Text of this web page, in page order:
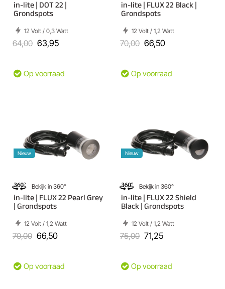
in-lite | DOT 22 |
Grondspots
12 Volt / 0,3 Watt
64,00 63,95
Op voorraad
in-lite | FLUX 22 Black |
Grondspots
12 Volt / 1,2 Watt
70,00 66,50
Op voorraad
Bekijk in 360°
Nieuw
in-lite | FLUX 22 Pearl Grey
| Grondspots
12 Volt / 1,2 Watt
70,00 66,50
Op voorraad
Bekijk in 360°
Nieuw
in-lite | FLUX 22 Shield
Black | Grondspots
12 Volt / 1,2 Watt
75,00 71,25
Op voorraad